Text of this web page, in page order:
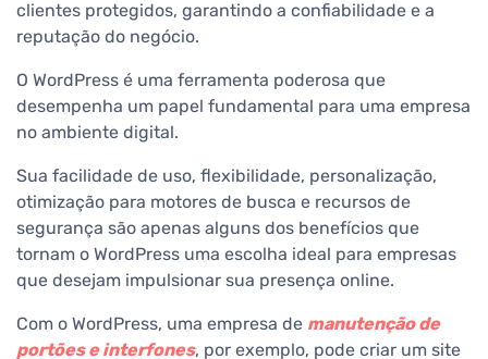
clientes protegidos, garantindo a confiabilidade e a
reputação do negócio.
O WordPress é uma ferramenta poderosa que
desempenha um papel fundamental para uma empresa
no ambiente digital.
Sua facilidade de uso, flexibilidade, personalização,
otimização para motores de busca e recursos de
segurança são apenas alguns dos benefícios que
tornam o WordPress uma escolha ideal para empresas
que desejam impulsionar sua presença online.
Com o WordPress, uma empresa de manutenção de
portões e interfones, por exemplo, pode criar um site